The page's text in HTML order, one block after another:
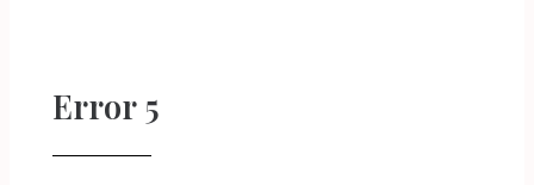
Error 5